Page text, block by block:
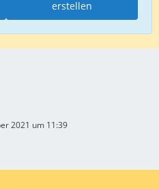
erstellen
2021 um 11:39